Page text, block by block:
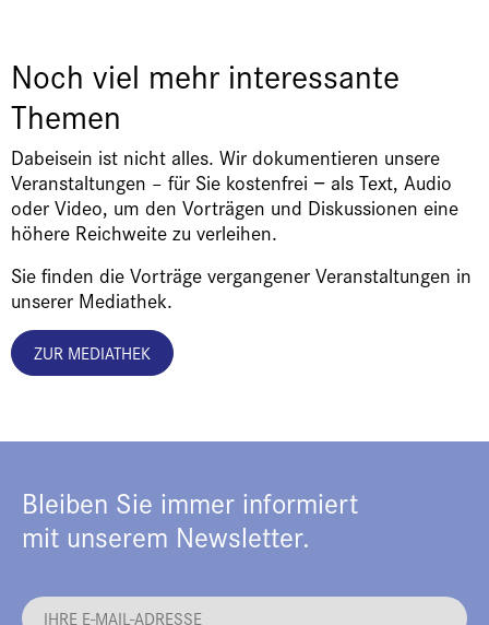
Noch viel mehr interessante
Themen
Dabeisein ist nicht alles. Wir dokumentieren unsere
Veranstaltungen – für Sie kostenfrei − als Text, Audio
oder Video, um den Vorträgen und Diskussionen eine
höhere Reichweite zu verleihen.
Sie finden die Vorträge vergangener Veranstaltungen in
unserer Mediathek.
ZUR MEDIATHEK
Bleiben Sie immer informiert
mit unserem Newsletter.